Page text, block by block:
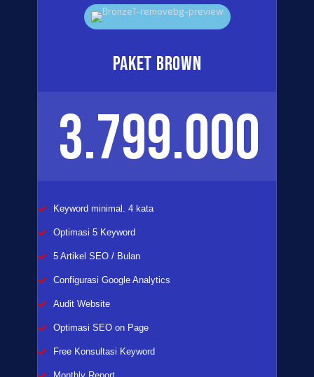
PAKET BROWN
3.799.000
Keyword minimal. 4 kata
Optimasi 5 Keyword
5 Artikel SEO / Bulan
Configurasi Google Analytics
Audit Website
Optimasi SEO on Page
Free Konsultasi Keyword